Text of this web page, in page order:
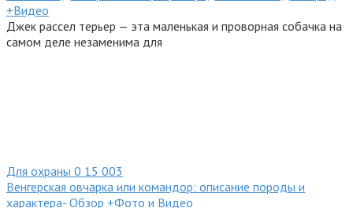
+Видео
Джек рассел терьер — эта маленькая и проворная собачка на
самом деле незаменима для
Для охраны 0 15 003
Венгерская овчарка или командор: описание породы и
характера- Обзор +Фото и Видео